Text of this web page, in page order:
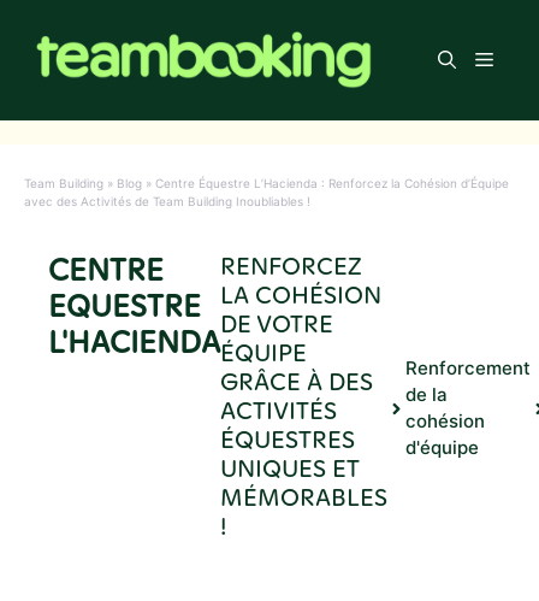
contenu
Menu
Team Building » Blog » Centre Équestre L’Hacienda : Renforcez la Cohésion d’Équipe
avec des Activités de Team Building Inoubliables !
CENTRE
EQUESTRE
L'HACIENDA
RENFORCEZ
LA COHÉSION
DE VOTRE
ÉQUIPE
GRÂCE À DES
ACTIVITÉS
ÉQUESTRES
UNIQUES ET
MÉMORABLES
!
Renforcement
de la
cohésion
d'équipe